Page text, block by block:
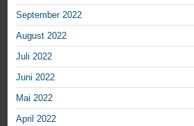
September 2022
August 2022
Juli 2022
Juni 2022
Mai 2022
April 2022